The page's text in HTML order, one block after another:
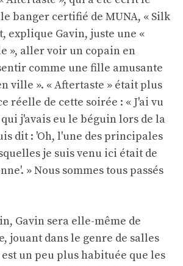
banger certifié de MUNA, « Silk
explique Gavin, juste une «
», aller voir un copain en
comme une fille amusante
ville ». « Aftertaste » était plus
réelle de cette soirée : « J'ai vu
j'avais eu le béguin lors de la
dit : 'Oh, l'une des principales
je suis venu ici était de
» Nous sommes tous passés
Gavin sera elle-même de
jouant dans le genre de salles
un peu plus habituée que les